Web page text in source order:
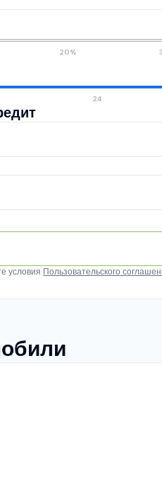
20%
24
условия Пользовательского